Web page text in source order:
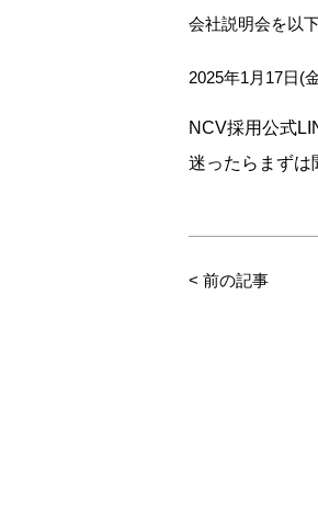
会社説明会を以
2025年1月17日(
NCV採用公式
迷ったらまずは
< 前の記事